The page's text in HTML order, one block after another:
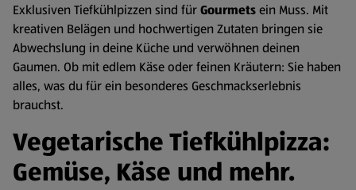
Exklusiven Tiefkühlpizzen sind fürGourmetsein Muss. Mit
kreativen Belägen und hochwertigen Zutaten bringen sie
Abwechslung in deine Küche und verwöhnen deinen
Gaumen. Ob mit edlem Käse oder feinen Kräutern: Sie haben
alles, was du für ein besonderes Geschmackserlebnis
brauchst.
Vegetarische Tiefkühlpizza:
Gemüse, Käse und mehr.